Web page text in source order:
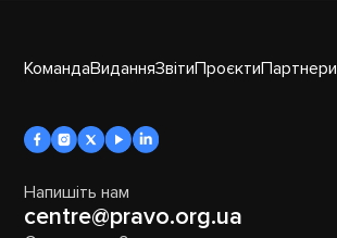
КомандаВиданняЗвітиПроєктиПартнери
Напишіть нам
centre@pravo.org.ua